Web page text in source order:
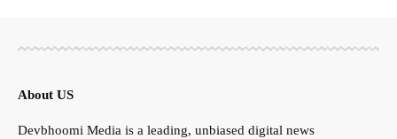
About US
Devbhoomi Media is a leading, unbiased digital news